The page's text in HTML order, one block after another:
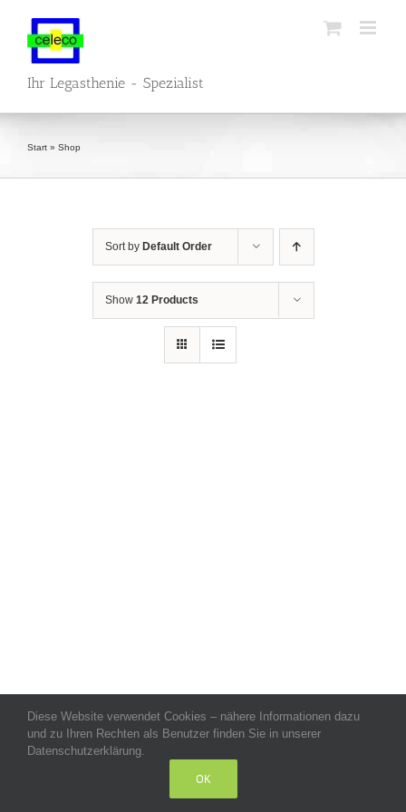
content
Ihr Legasthenie - Spezialist
Start » Shop
Sort by Default Order
Show 12 Products
Allgemeine Geschäftsbedingungen -Impressum-Datenschutz-
Kontakt- Copyright celeco®
LinkedIn
Diese Website verwendet Cookies – nähere Informationen dazu
und zu Ihren Rechten als Benutzer finden Sie in unserer
Datenschutzerklärung.
OK